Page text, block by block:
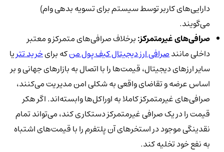
دارایی‌های کاربر توسط سیستم برای تسویه بدهی وام)
می‌گویند.
صرافی‌های غیرمتمرکز:برخلاف صرافی‌های متمرکز و معتبر
داخلی مانندصرافی ارز دیجیتال کیف پول منکه برایخرید تتریا
سایر ارزهای دیجیتال، قیمت‌ها را با اتصال به بازارهای جهانی و بر
اساس عرضه‌ و تقاضای واقعی به شکلی امن مدیریت می‌کنند،
صرافی‌های غیرمتمرکز کاملا به اوراکل‌ها وابسته‌اند. اگر هکر
قیمت را در یک صرافی غیرمتمرکز دستکاری کند، می‌تواند تمام
نقدینگی موجود در استخرهای آن پلتفرم را با قیمت‌های اشتباه
به نفع خود تخلیه کند.